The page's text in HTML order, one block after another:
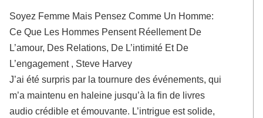
Soyez Femme Mais Pensez Comme Un Homme:
Ce Que Les Hommes Pensent Réellement De
L’amour, Des Relations, De L’intimité Et De
L’engagement , Steve Harvey
J’ai été surpris par la tournure des événements, qui
m’a maintenu en haleine jusqu’à la fin de livres
audio crédible et émouvante. L’intrigue est solide,